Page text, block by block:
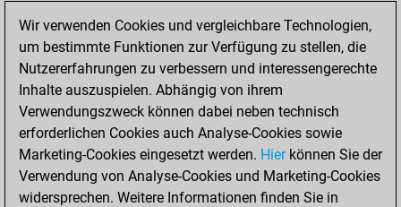
You played 1
bullet games
Play
You scored +1
=0 -0 in bullet
Montag, Oktober
21, 2024
Wir verwenden Cookies und vergleichbare Technologien,
um bestimmte Funktionen zur Verfügung zu stellen, die
Nutzererfahrungen zu verbessern und interessengerechte
Inhalte auszuspielen. Abhängig von ihrem
Verwendungszweck können dabei neben technisch
erforderlichen Cookies auch Analyse-Cookies sowie
Marketing-Cookies eingesetzt werden. Hierkönnen Sie der
Verwendung von Analyse-Cookies und Marketing-Cookies
widersprechen. Weitere Informationen finden Sie in